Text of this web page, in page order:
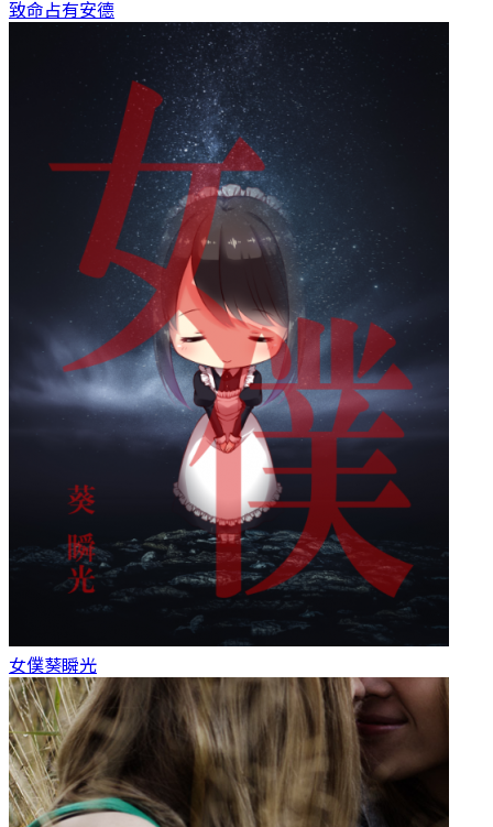
致命占有安德
女僕葵瞬光